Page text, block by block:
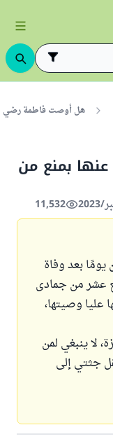
هل أوصت فاطمة رضي
بمنع من
11,532
بعد وفاة
عشر من جمادى
عليا وصيتها،
لا ينبغي لمن
جثتي إلى